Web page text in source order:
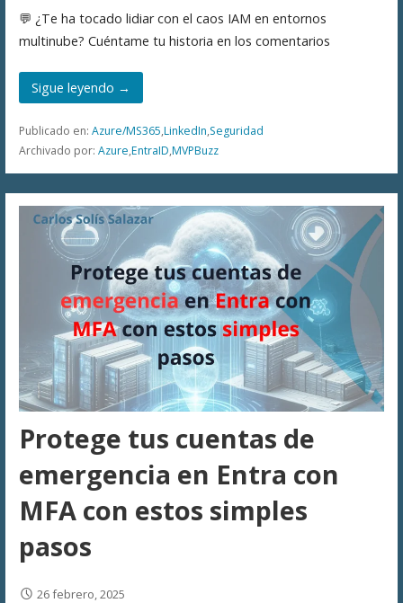
💬 ¿Te ha tocado lidiar con el caos IAM en entornos
multinube? Cuéntame tu historia en los comentarios
Sigue leyendo →
Publicado en: Azure/MS365,LinkedIn,Seguridad
Archivado por: Azure,EntraID,MVPBuzz
Protege tus cuentas de
emergencia en Entra con
MFA con estos simples
pasos
26 febrero, 2025